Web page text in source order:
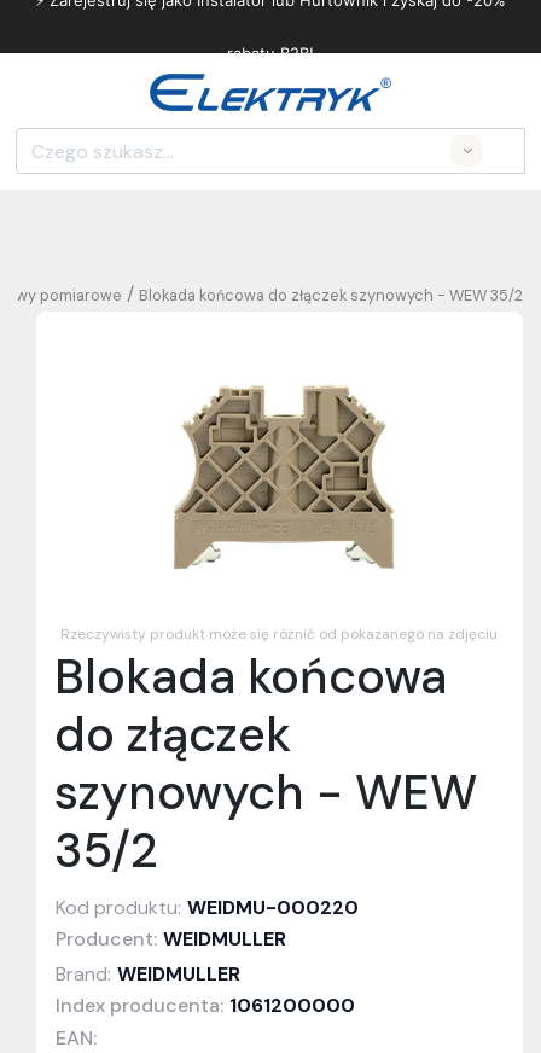
rabatu B2B!
Blokada końcowa do złączek szynowych - WEW 35/2
/
pomiarowe
Rzeczywisty produkt może się różnić od pokazanego na zdjęciu
Blokada końcowa
do złączek
szynowych - WEW
35/2
Kod produktu: WEIDMU-000220
Producent: WEIDMULLER
Brand: WEIDMULLER
Index producenta: 1061200000
EAN: